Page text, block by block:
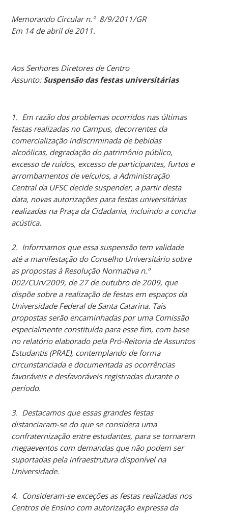
Memorando Circular n.° 8/9/2011/GR
Em 14 de abril de 2011.
Aos Senhores Diretores de Centro
Assunto: Suspensão das festas universitárias
1. Em razão dos problemas ocorridos nas últimas
festas realizadas no Campus, decorrentes da
comercialização indiscriminada de bebidas
alcoólicas, degradação do patrimônio público,
excesso de ruídos, excesso de participantes, furtos e
arrombamentos de veículos, a Administração
Central da UFSC decide suspender, a partir desta
data, novas autorizações para festas universitárias
realizadas na Praça da Cidadania, incluindo a concha
acústica.
2. Informamos que essa suspensão tem validade
até a manifestação do Conselho Universitário sobre
as propostas à Resolução Normativa n.º
002/CUn/2009, de 27 de outubro de 2009, que
dispõe sobre a realização de festas em espaços da
Universidade Federal de Santa Catarina. Tais
propostas serão encaminhadas por uma Comissão
especialmente constituída para esse fim, com base
no relatório elaborado pela Pró-Reitoria de Assuntos
Estudantis (PRAE), contemplando de forma
circunstanciada e documentada as ocorrências
favoráveis e desfavoráveis registradas durante o
período.
3. Destacamos que essas grandes festas
distanciaram-se do que se considera uma
confraternização entre estudantes, para se tornarem
megaeventos com demandas que não podem ser
suportadas pela infraestrutura disponível na
Universidade.
4. Consideram-se exceções as festas realizadas nos
Centros de Ensino com autorização expressa da